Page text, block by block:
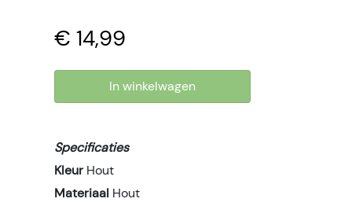
€ 14,99
In winkelwagen
Specificaties
Kleur Hout
Materiaal Hout